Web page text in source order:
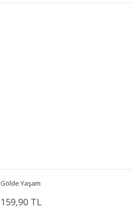
Gölde Yaşam
159,90 TL